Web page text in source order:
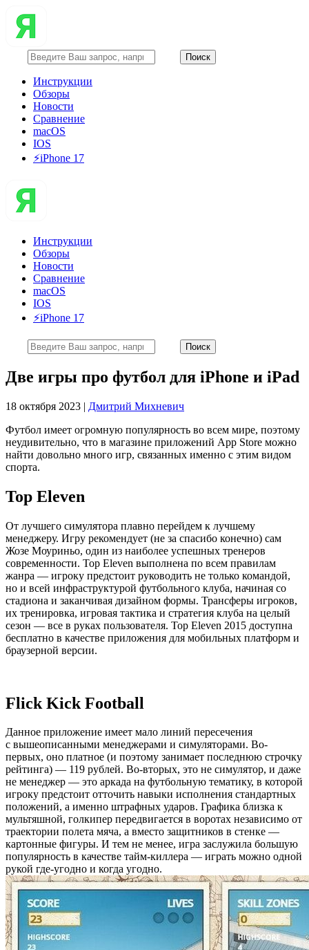
Инструкции
Обзоры
Новости
Сравнение
macOS
IOS
⚡️iPhone 17
Инструкции
Обзоры
Новости
Сравнение
macOS
IOS
⚡️iPhone 17
Две игры про футбол для iPhone и iPad
18 октября 2023 | Дмитрий Михневич
Футбол имеет огромную популярность во всем мире, поэтому
неудивительно, что в магазине приложений App Store можно
найти довольно много игр, связанных именно с этим видом
спорта.
Top Eleven
От лучшего симулятора плавно перейдем к лучшему
менеджеру. Игру рекомендует (не за спасибо конечно) сам
Жозе Моуриньо, один из наиболее успешных тренеров
современности. Top Eleven выполнена по всем правилам
жанра — игроку предстоит руководить не только командой,
но и всей инфраструктурой футбольного клуба, начиная со
стадиона и заканчивая дизайном формы. Трансферы игроков,
их тренировка, игровая тактика и стратегия клуба на целый
сезон — все в руках пользователя. Top Eleven 2015 доступна
бесплатно в качестве приложения для мобильных платформ и
браузерной версии.
Flick Kick Football
Данное приложение имеет мало линий пересечения
с вышеописанными менеджерами и симуляторами. Во-
первых, оно платное (и поэтому занимает последнюю строчку
рейтинга) — 119 рублей. Во-вторых, это не симулятор, и даже
не менеджер — это аркада на футбольную тематику, в которой
игроку предстоит отточить навыки исполнения стандартных
положений, а именно штрафных ударов. Графика близка к
мультяшной, голкипер передвигается в воротах независимо от
траектории полета мяча, а вместо защитников в стенке —
картонные фигуры. И тем не менее, игра заслужила большую
популярность в качестве тайм-киллера — играть можно одной
рукой где-угодно и когда угодно.